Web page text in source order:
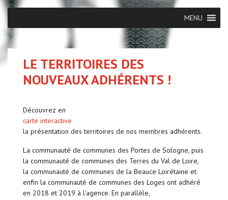
MENU
LE TERRITOIRES DES
NOUVEAUX ADHÉRENTS !
Découvrez en
carte interactive
la présentation des territoires de nos membres adhérents.
La communauté de communes des Portes de Sologne, puis
la communauté de communes des Terres du Val de Loire,
la communauté de communes de la Beauce Loirétaine et
enfin la communauté de communes des Loges ont adhéré
en 2018 et 2019 à l’agence. En parallèle,